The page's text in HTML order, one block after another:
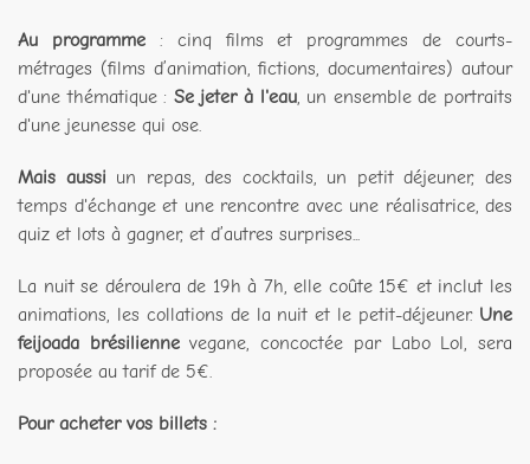
Au programme : cinq films et programmes de courts-
métrages (films d’animation, fictions, documentaires) autour
d'une thématique : Se jeter à l'eau, un ensemble de portraits
d'une jeunesse qui ose.
Mais aussi un repas, des cocktails, un petit déjeuner, des
temps d'échange et une rencontre avec une réalisatrice, des
quiz et lots à gagner, et d’autres surprises...
La nuit se déroulera de 19h à 7h, elle coûte 15€ et inclut les
animations, les collations de la nuit et le petit-déjeuner. Une
feijoada brésiliennevegane, concoctée par Labo Lol, sera
proposée au tarif de 5€.
Pour acheter vos billets :